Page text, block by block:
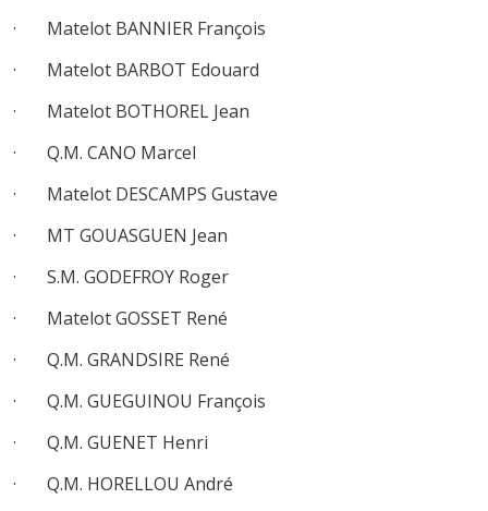
· Matelot BANNIER François
· Matelot BARBOT Edouard
· Matelot BOTHOREL Jean
· Q.M. CANO Marcel
· Matelot DESCAMPS Gustave
· MT GOUASGUEN Jean
· S.M. GODEFROY Roger
· Matelot GOSSET René
· Q.M. GRANDSIRE René
· Q.M. GUEGUINOU François
· Q.M. GUENET Henri
· Q.M. HORELLOU André